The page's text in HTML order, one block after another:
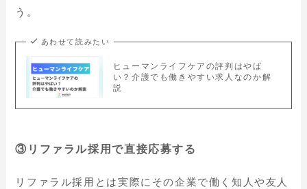
う。
あわせて読みたい
ヒューマンライフケアの評判はやば
い？介護でも働きやすい求人なのか解
説
③リファラル採用で直接応募する
リファラル採用とは実際にその企業で働く知人や友人